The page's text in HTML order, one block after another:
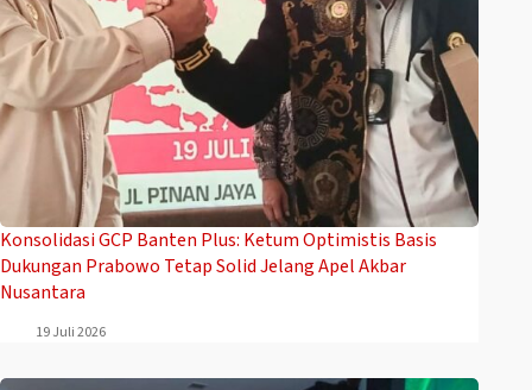
Konsolidasi GCP Banten Plus: Ketum Optimistis Basis
Dukungan Prabowo Tetap Solid Jelang Apel Akbar
Nusantara
19 Juli 2026